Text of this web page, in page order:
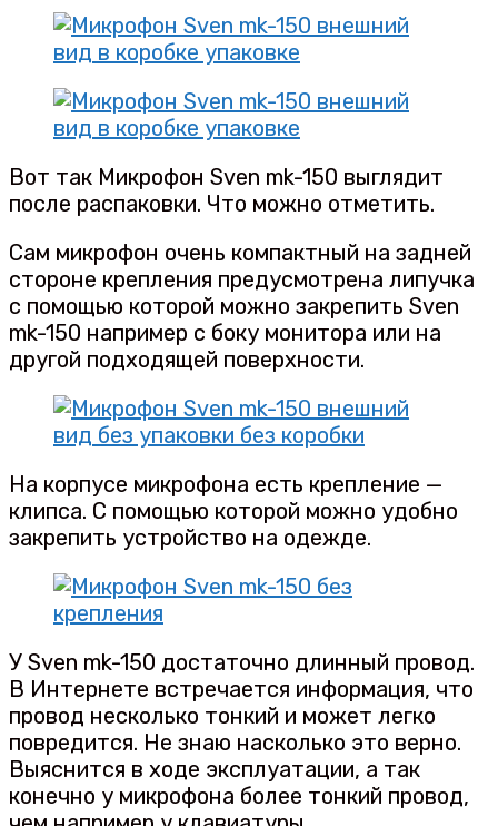
Вот так Микрофон Sven mk-150 выглядит
после распаковки. Что можно отметить.
Сам микрофон очень компактный на задней
стороне крепления предусмотрена липучка
с помощью которой можно закрепить Sven
mk-150 например с боку монитора или на
другой подходящей поверхности.
На корпусе микрофона есть крепление —
клипса. С помощью которой можно удобно
закрепить устройство на одежде.
У Sven mk-150 достаточно длинный провод.
В Интернете встречается информация, что
провод несколько тонкий и может легко
повредится. Не знаю насколько это верно.
Выяснится в ходе эксплуатации, а так
конечно у микрофона более тонкий провод,